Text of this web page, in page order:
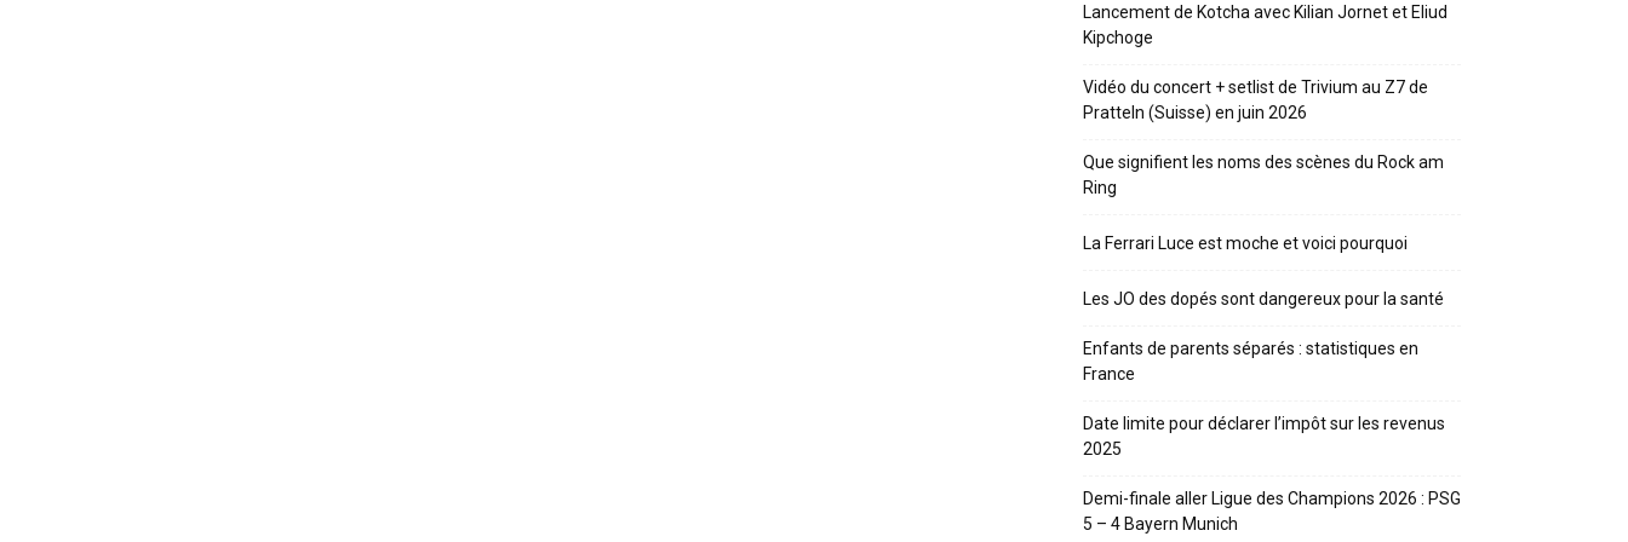
Lancement de Kotcha avec Kilian Jornet et Eliud
Kipchoge
Vidéo du concert + setlist de Trivium au Z7 de
Pratteln (Suisse) en juin 2026
Que signifient les noms des scènes du Rock am
Ring
La Ferrari Luce est moche et voici pourquoi
Les JO des dopés sont dangereux pour la santé
Enfants de parents séparés : statistiques en
France
Date limite pour déclarer l’impôt sur les revenus
2025
Demi-finale aller Ligue des Champions 2026 : PSG
5 – 4 Bayern Munich